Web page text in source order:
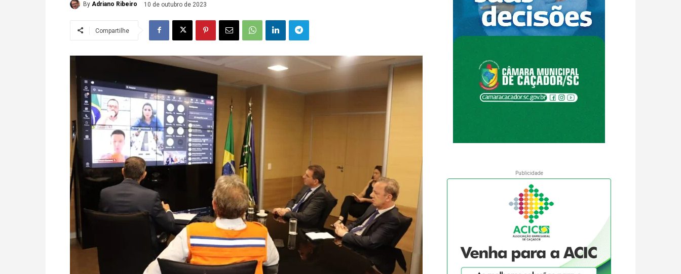
By Adriano Ribeiro 10 de outubro de 2023
Compartilhe
Publicidade